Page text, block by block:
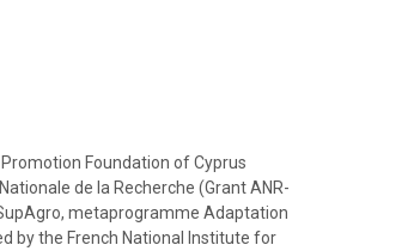
Promotion Foundation of Cyprus
de la Recherche (Grant ANR-
metaprogramme Adaptation
by the French National Institute for